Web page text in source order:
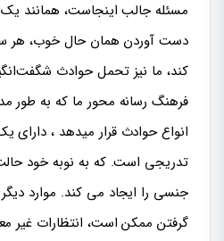
مسئله جالب اینجاست، همانند یک
دست آوردن همان حال خوب، هر
کند، ما نیز تحمل حوادث
فرهنگ رسانه محور ما که به طور
انواع حوادث قرار میدهد ،
تدریجی است. که به نوبه خود
جنسی را ایجاد می کند. موارد
گرفتن ممکن است، انتظارات غیر